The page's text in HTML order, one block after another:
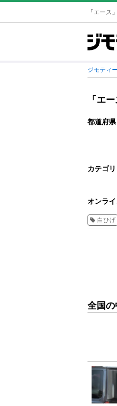
「エース
ジモティー
「エ
都道府県
カテゴリ
オンラ
白ひげ
全国